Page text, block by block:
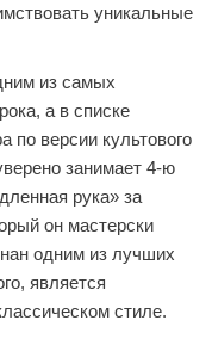
уникальные
из самых
а в списке
по версии культового
занимает 4-ю
рука» за
он мастерски
одним из лучших
является
стиле.